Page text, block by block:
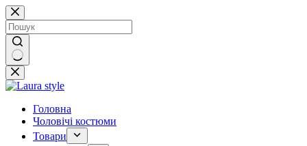
Перейти
до
вмісту
Немає
результатів
Головна
Чоловічі костюми
Товари